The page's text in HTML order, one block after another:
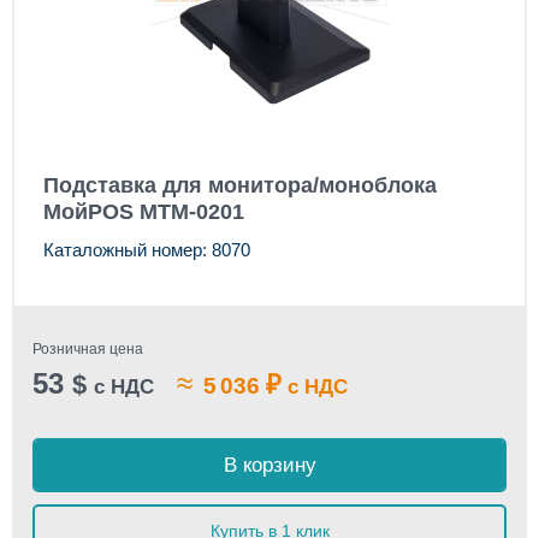
Подставка для монитора/моноблока
МойPOS MTM-0201
Каталожный номер: 8070
Розничная цена
53 $ с НДС ≈ 5 036 ₽ с НДС
В корзину
Купить в 1 клик